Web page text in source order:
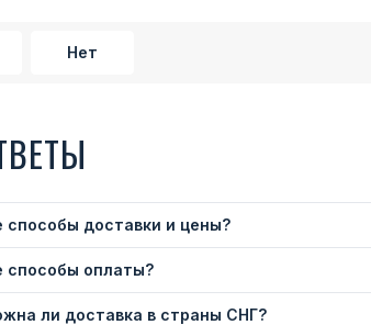
Нет
способы доставки и цены?
способы оплаты?
ли доставка в страны СНГ?